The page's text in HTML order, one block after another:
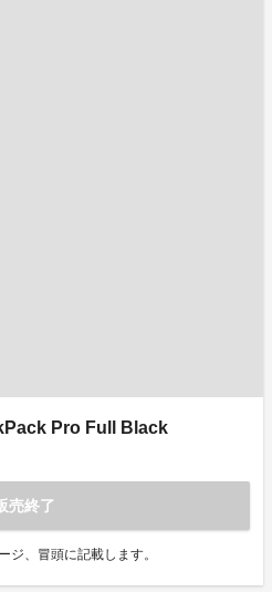
Pro Full Black
売終了
ジ、冒頭に記載します。